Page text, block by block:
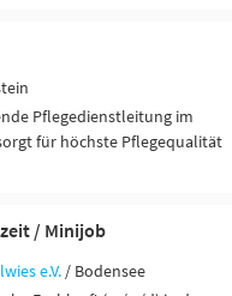
Pflegedienstleitung im
für höchste Pflegequalität
/ Minijob
e.V. / Bodensee